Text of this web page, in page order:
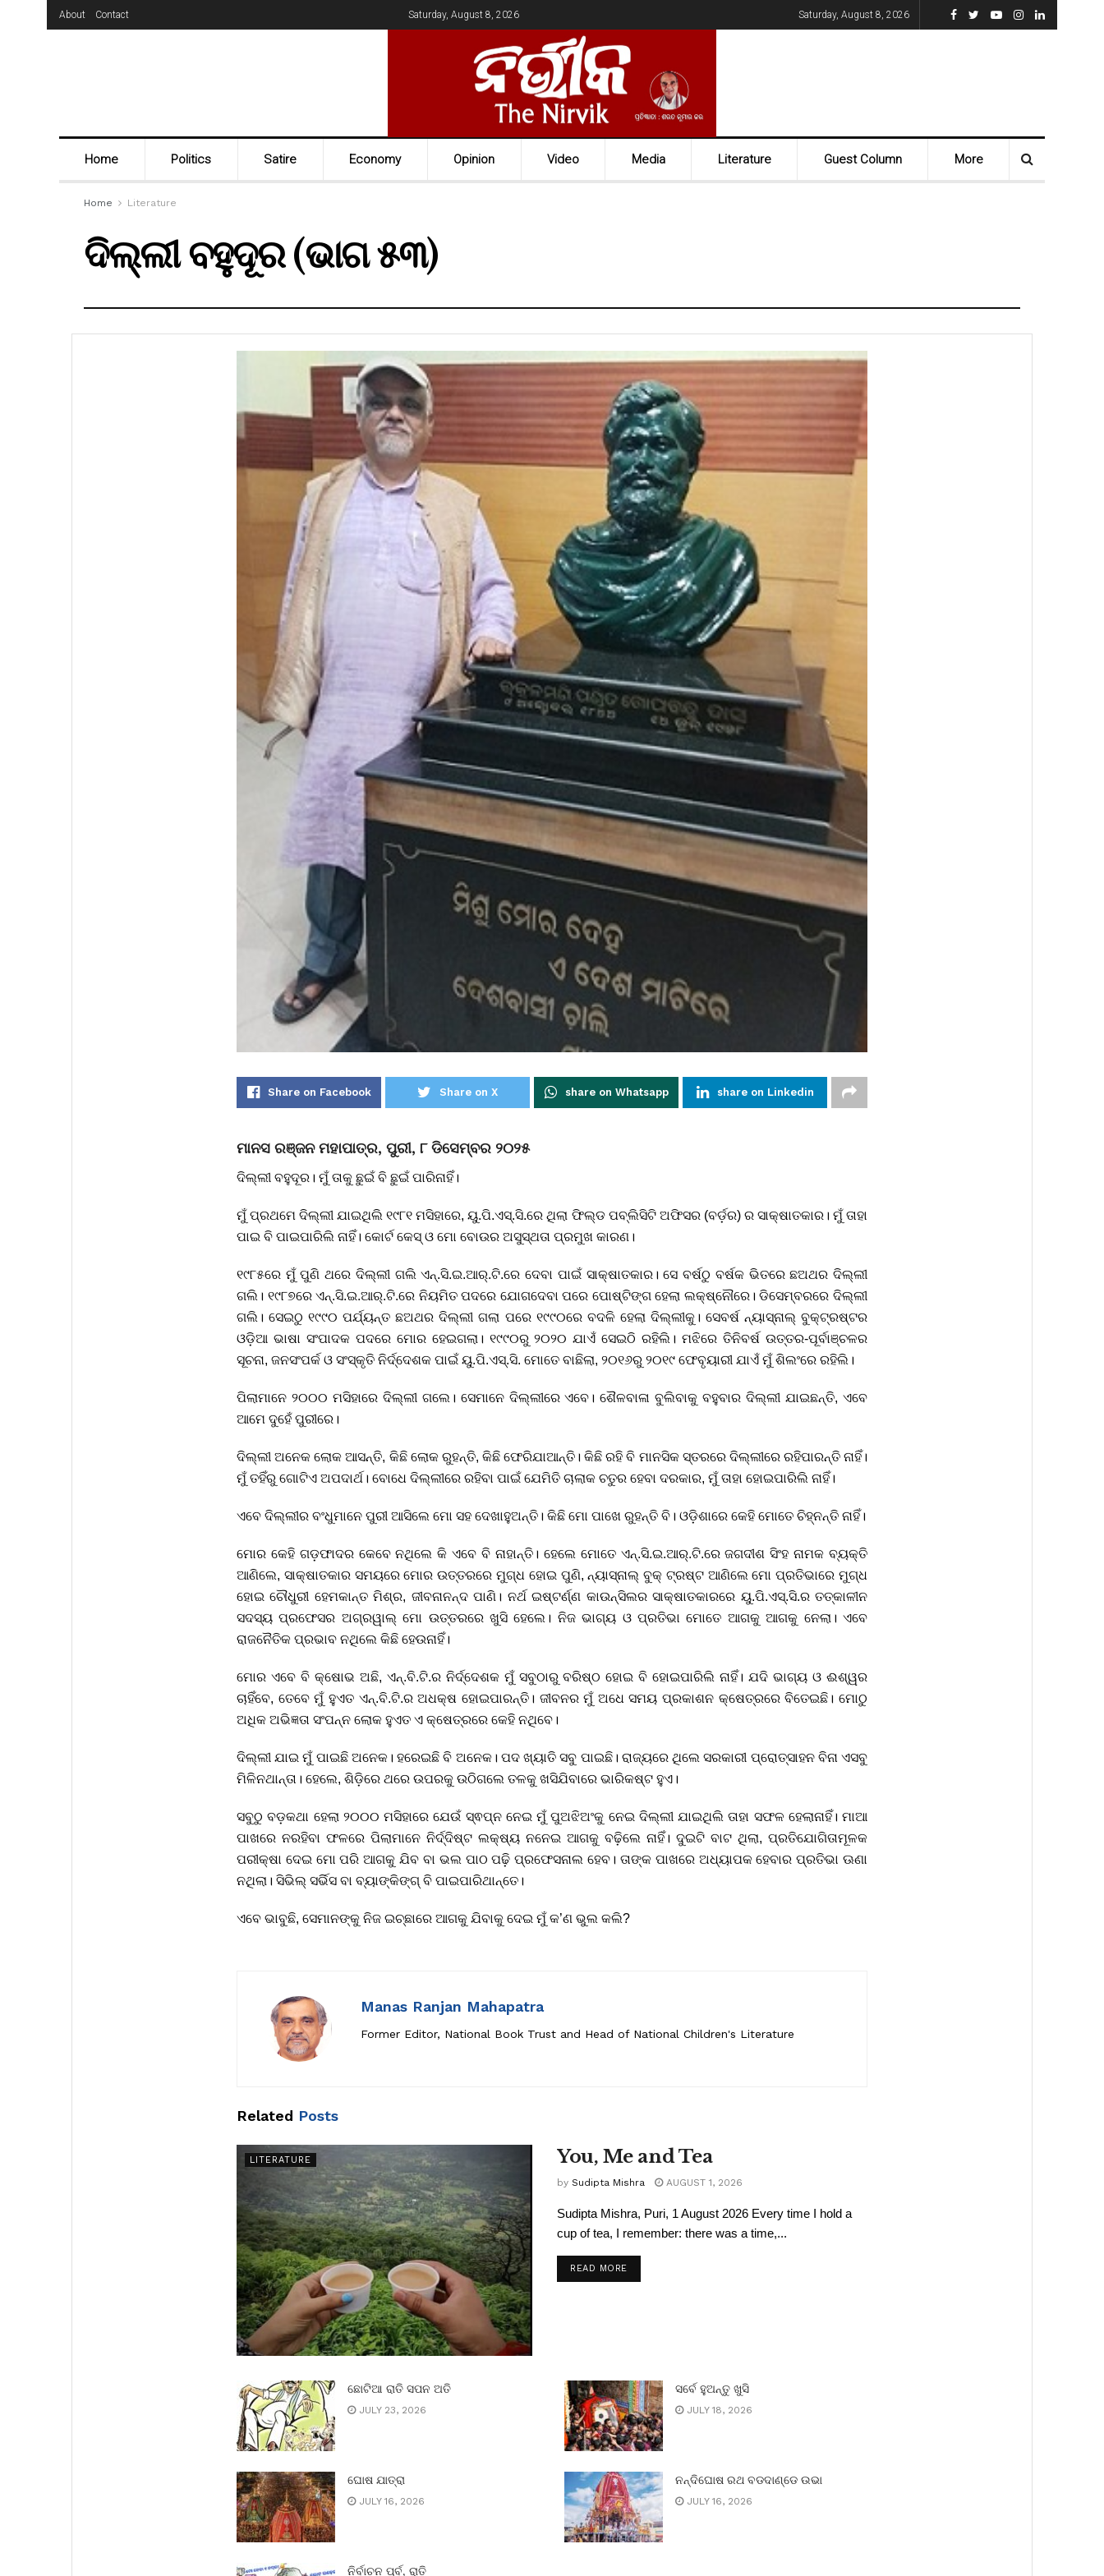
About Contact Saturday, August 8, 2026 Saturday, August 8, 2026
Home Politics Satire Economy Opinion Video Media Literature Guest Column More
Home Literature
ଦିଲ୍ଲୀ ବହୁଦୂର (ଭାଗ ୫୩)
Share on Facebook Share on X share on Whatsapp share on Linkedin
ମାନସ ରଞ୍ଜନ ମହାପାତ୍ର, ପୁରୀ, ୮ ଡିସେମ୍ବର ୨୦୨୫
ଦିଲ୍ଲୀ ବହୁଦୂର। ମୁଁ ତାକୁ ଛୁଇଁ ବି ଛୁଇଁ ପାରିନାହିଁ।
ମୁଁ ପ୍ରଥମେ ଦିଲ୍ଲୀ ଯାଇଥିଲି ୧୯୮୧ ମସିହାରେ, ୟୁ.ପି.ଏସ୍.ସି.ରେ ଥିଲା ଫିଲ୍ଡ ପବ୍ଲିସିଟି ଅଫିସର (ବର୍ଡ଼ର) ର ସାକ୍ଷାତକାର। ମୁଁ ତାହା
ପାଇ ବି ପାଇପାରିଲି ନାହିଁ। କୋର୍ଟ କେସ୍ ଓ ମୋ ବୋଉର ଅସୁସ୍ଥତା ପ୍ରମୁଖ କାରଣ।
୧୯୮୫ରେ ମୁଁ ପୁଣି ଥରେ ଦିଲ୍ଲୀ ଗଲି ଏନ୍.ସି.ଇ.ଆର୍.ଟି.ରେ ଦେବା ପାଇଁ ସାକ୍ଷାତକାର। ସେ ବର୍ଷଠୁ ବର୍ଷକ ଭିତରେ ଛଅଥର ଦିଲ୍ଲୀ
ଗଲି। ୧୯୮୭ରେ ଏନ୍.ସି.ଇ.ଆର୍.ଟି.ରେ ନିୟମିତ ପଦରେ ଯୋଗଦେବା ପରେ ପୋଷ୍ଟିଙ୍ଗ ହେଲା ଲକ୍ଷ୍ନୌରେ। ଡିସେମ୍ବରରେ ଦିଲ୍ଲୀ
ଗଲି। ସେଇଠୁ ୧୯୯୦ ପର୍ଯ୍ୟନ୍ତ ଛଅଥର ଦିଲ୍ଲୀ ଗଲା ପରେ ୧୯୯୦ରେ ବଦଳି ହେଲା ଦିଲ୍ଲୀକୁ। ସେବର୍ଷ ନ୍ୟାସ୍ନାଲ୍ ବୁକ୍ଟ୍ରଷ୍ଟର
ଓଡ଼ିଆ ଭାଷା ସଂପାଦକ ପଦରେ ମୋର ହେଇଗଲା। ୧୯୯୦ରୁ ୨୦୨୦ ଯାଏଁ ସେଇଠି ରହିଲି। ମଝିରେ ତିନିବର୍ଷ ଉତ୍ତର-ପୂର୍ବାଞ୍ଚଳର
ସୂଚନା, ଜନସଂପର୍କ ଓ ସଂସ୍କୃତି ନିର୍ଦ୍ଦେଶକ ପାଇଁ ୟୁ.ପି.ଏସ୍.ସି. ମୋତେ ବାଛିଲା, ୨୦୧୬ରୁ ୨୦୧୯ ଫେବୃୟାରୀ ଯାଏଁ ମୁଁ ଶିଲଂରେ ରହିଲି।
ପିଲାମାନେ ୨୦୦୦ ମସିହାରେ ଦିଲ୍ଲୀ ଗଲେ। ସେମାନେ ଦିଲ୍ଲୀରେ ଏବେ। ଶୈଳବାଳା ବୁଲିବାକୁ ବହୁବାର ଦିଲ୍ଲୀ ଯାଇଛନ୍ତି, ଏବେ
ଆମେ ଦୁହେଁ ପୁରୀରେ।
ଦିଲ୍ଲୀ ଅନେକ ଲୋକ ଆସନ୍ତି, କିଛି ଲୋକ ରୁହନ୍ତି, କିଛି ଫେରିଯାଆନ୍ତି। କିଛି ରହି ବି ମାନସିକ ସ୍ତରରେ ଦିଲ୍ଲୀରେ ରହିପାରନ୍ତି ନାହିଁ।
ମୁଁ ତହିଁରୁ ଗୋଟିଏ ଅପଦାର୍ଥ। ବୋଧେ ଦିଲ୍ଲୀରେ ରହିବା ପାଇଁ ଯେମିତି ଚାଲାକ ଚତୁର ହେବା ଦରକାର, ମୁଁ ତାହା ହୋଇପାରିଲି ନାହିଁ।
ଏବେ ଦିଲ୍ଲୀର ବଂଧୁମାନେ ପୁରୀ ଆସିଲେ ମୋ ସହ ଦେଖାହୁଅନ୍ତି। କିଛି ମୋ ପାଖେ ରୁହନ୍ତି ବି। ଓଡ଼ିଶାରେ କେହି ମୋତେ ଚିହ୍ନନ୍ତି ନାହିଁ।
ମୋର କେହି ଗଡ଼ଫାଦର କେବେ ନଥିଲେ କି ଏବେ ବି ନାହାନ୍ତି। ହେଲେ ମୋତେ ଏନ୍.ସି.ଇ.ଆର୍.ଟି.ରେ ଜଗଦୀଶ ସିଂହ ନାମକ ବ୍ୟକ୍ତି
ଆଣିଲେ, ସାକ୍ଷାତକାର ସମୟରେ ମୋର ଉତ୍ତରରେ ମୁଗ୍ଧ ହୋଇ ପୁଣି, ନ୍ୟାସ୍ନାଲ୍ ବୁକ୍ ଟ୍ରଷ୍ଟ ଆଣିଲେ ମୋ ପ୍ରତିଭାରେ ମୁଗ୍ଧ
ହୋଇ ଚୌଧୁରୀ ହେମକାନ୍ତ ମିଶ୍ର, ଜୀବନାନନ୍ଦ ପାଣି। ନର୍ଥ ଇଷ୍ଟର୍ଣ୍ଣ କାଉନ୍ସିଲର ସାକ୍ଷାତକାରରେ ୟୁ.ପି.ଏସ୍.ସି.ର ତତ୍କାଳୀନ
ସଦସ୍ୟ ପ୍ରଫେସର ଅଗ୍ରୱାଲ୍ ମୋ ଉତ୍ତରରେ ଖୁସି ହେଲେ। ନିଜ ଭାଗ୍ୟ ଓ ପ୍ରତିଭା ମୋତେ ଆଗକୁ ଆଗକୁ ନେଲା। ଏବେ
ରାଜନୈତିକ ପ୍ରଭାବ ନଥିଲେ କିଛି ହେଉନାହିଁ।
ମୋର ଏବେ ବି କ୍ଷୋଭ ଅଛି, ଏନ୍.ବି.ଟି.ର ନିର୍ଦ୍ଦେଶକ ମୁଁ ସବୁଠାରୁ ବରିଷ୍ଠ ହୋଇ ବି ହୋଇପାରିଲି ନାହିଁ। ଯଦି ଭାଗ୍ୟ ଓ ଈଶ୍ୱର
ଚାହିଁବେ, ତେବେ ମୁଁ ହୁଏତ ଏନ୍.ବି.ଟି.ର ଅଧକ୍ଷ ହୋଇପାରନ୍ତି। ଜୀବନର ମୁଁ ଅଧେ ସମୟ ପ୍ରକାଶନ କ୍ଷେତ୍ରରେ ବିତେଇଛି। ମୋଠୁ
ଅଧିକ ଅଭିଜ୍ଞତା ସଂପନ୍ନ ଲୋକ ହୁଏତ ଏ କ୍ଷେତ୍ରରେ କେହି ନଥିବେ।
ଦିଲ୍ଲୀ ଯାଇ ମୁଁ ପାଇଛି ଅନେକ। ହରେଇଛି ବି ଅନେକ। ପଦ ଖ୍ୟାତି ସବୁ ପାଇଛି। ରାଜ୍ୟରେ ଥିଲେ ସରକାରୀ ପ୍ରୋତ୍ସାହନ ବିନା ଏସବୁ
ମିଳିନଥାନ୍ତା। ହେଲେ, ଶିଡ଼ିରେ ଥରେ ଉପରକୁ ଉଠିଗଲେ ତଳକୁ ଖସିଯିବାରେ ଭାରିକଷ୍ଟ ହୁଏ।
ସବୁଠୁ ବଡ଼କଥା ହେଲା ୨୦୦୦ ମସିହାରେ ଯେଉଁ ସ୍ଵପ୍ନ ନେଇ ମୁଁ ପୁଅଝିଅଂକୁ ନେଇ ଦିଲ୍ଲୀ ଯାଇଥିଲି ତାହା ସଫଳ ହେଲାନାହିଁ। ମାଆ
ପାଖରେ ନରହିବା ଫଳରେ ପିଲାମାନେ ନିର୍ଦ୍ଦିଷ୍ଟ ଲକ୍ଷ୍ୟ ନନେଇ ଆଗକୁ ବଢ଼ିଲେ ନାହିଁ। ଦୁଇଟି ବାଟ ଥିଲା, ପ୍ରତିଯୋଗିତାମୂଳକ
ପରୀକ୍ଷା ଦେଇ ମୋ ପରି ଆଗକୁ ଯିବ ବା ଭଲ ପାଠ ପଢ଼ି ପ୍ରଫେସନାଲ ହେବ। ତାଙ୍କ ପାଖରେ ଅଧ୍ୟାପକ ହେବାର ପ୍ରତିଭା ଊଣା
ନଥିଲା। ସିଭିଲ୍ ସର୍ଭିସ ବା ବ୍ୟାଙ୍କିଙ୍ଗ୍ ବି ପାଇପାରିଥାନ୍ତେ।
ଏବେ ଭାବୁଛି, ସେମାନଙ୍କୁ ନିଜ ଇଚ୍ଛାରେ ଆଗକୁ ଯିବାକୁ ଦେଇ ମୁଁ କ’ଣ ଭୁଲ କଲି?
Manas Ranjan Mahapatra
Former Editor, National Book Trust and Head of National Children's Literature
Related Posts
LITERATURE You, Me and Tea
by Sudipta Mishra AUGUST 1, 2026
Sudipta Mishra, Puri, 1 August 2026 Every time I hold a
cup of tea, I remember: there was a time,...
READ MORE
ଛୋଟିଆ ରାତି ସପନ ଅତି
JULY 23, 2026
ସର୍ବେ ହୁଅନ୍ତୁ ଖୁସି
JULY 18, 2026
ଘୋଷ ଯାତ୍ରା
JULY 16, 2026
ନନ୍ଦିଘୋଷ ରଥ ବଡଦାଣ୍ଡେ ଉଭା
JULY 16, 2026
ନିର୍ବାଚନ ପୂର୍ବ, ରାତି